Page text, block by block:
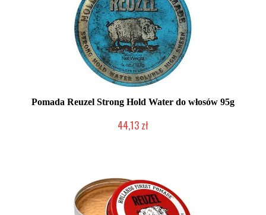
Pomada Reuzel Strong Hold Water do włosów 95g
44,13 zł